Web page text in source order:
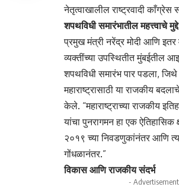
नेतृत्वाखालील राष्ट्रवादी काँग्रेस
शपथविधी समारंभातील महत्त्वाचे मुद्दे
प्रमुख मंत्री नरेंद्र मोदी आणि इतर
व्यक्तींच्या उपस्थितीत मुंबईतील
शपथविधी समारंभ पार पडला, जिथे
महाराष्ट्रासाठी या राजकीय
केले. “महाराष्ट्राच्या राजकीय
यांचा पुनरागमन हा एक
२०१९ च्या निवडणुकांनंतर आणि
गोंधळानंतर.”
विकास आणि राजकीय संदर्भ
-